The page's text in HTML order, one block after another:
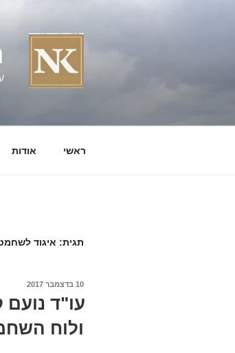
ראשי אודות
תגית: איגוד
פורסם
10 בדצמבר 2017
עו"ד
ולוח